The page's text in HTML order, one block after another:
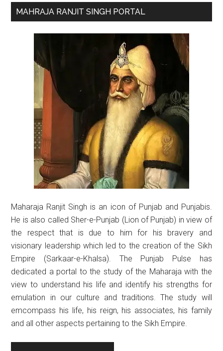
Primary
MAHRAJA RANJIT SINGH PORTAL
Maharaja Ranjit Singh is an icon of Punjab and Punjabis.
He is also called Sher-e-Punjab (Lion of Punjab) in view of
the respect that is due to him for his bravery and
visionary leadership which led to the creation of the Sikh
Empire (Sarkaar-e-Khalsa). The Punjab Pulse has
dedicated a portal to the study of the Maharaja with the
view to understand his life and identify his strengths for
emulation in our culture and traditions. The study will
emcompass his life, his reign, his associates, his family
and all other aspects pertaining to the Sikh Empire.